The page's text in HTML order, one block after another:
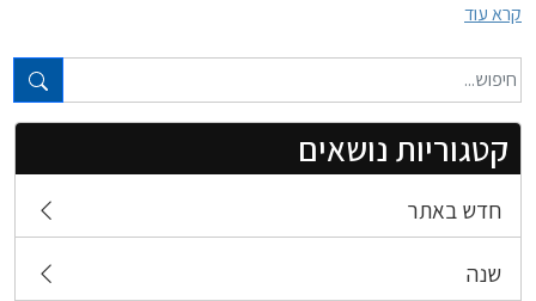
טקסט חופשי...
קטגוריות נושאים
חדש באתר
שנה
קרא עוד